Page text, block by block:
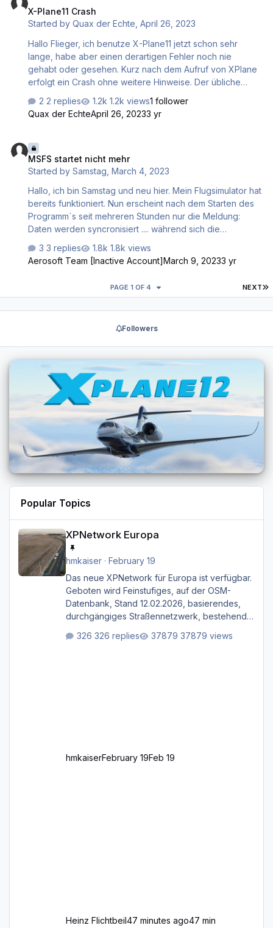
Support kontaktiert und haarklein das Problem mit dem
Microsoft Store geschildert. Als Antwort erhielt ich den
XBox Support w…
X-Plane11 Crash
Started byQuax der Echte,April 26, 2023
Hallo Flieger, ich benutze X-Plane11 jetzt schon sehr
lange, habe aber einen derartigen Fehler noch nie
gehabt oder gesehen. Kurz nach dem Aufruf von XPlane
erfolgt ein Crash ohne weitere Hinweise. Der übliche
erzeugte Scenerie gelöscht. Hilft auch nichs. Das
Xplane11 Update der Installations DVD gestartet Es folgen
Updateprogramm - Ziel auswählen mit Anzeige des
Installationspfades - Prüfe installierte Dateien Und jetzt
der Hammer nach Abschluss: - X-Plane 10 jetzt fliegen.
2 replies 1.2k views1 follower
Quax der EchteApril 26, 20233 yr
MSFS startet nicht mehr
Started bySamstag ,March 4, 2023
Hallo, ich bin Samstag und neu hier. Mein Flugsimulator hat
bereits funktioniert. Nun erscheint nach dem Starten des
Programm´s seit mehreren Stunden nur die Meldung:
Daten werden syncronisiert .... während sich die
helfen? Vorab vielen Dank. Rainer
3 replies
1.8k views
Aerosoft Team [Inactive Account]March 9, 20233 yr
NEXT
PAGE 1 OF 4
Followers
Popular Topics
XPNetwork Europa
hmkaiser· February 19
Das neue XPNetwork für Europa ist verfügbar.
Geboten wird Feinstufiges, auf der OSM-
Datenbank, Stand 12.02.2026, basierendes,
durchgängiges Straßen­netzwerk, bestehend
sekundären, tertiären und sonstigen Straßen,
326 replies 37879 views
hmkaiserFebruary 19Feb 19
Heinz Flichtbeil47 minutes ago47 min